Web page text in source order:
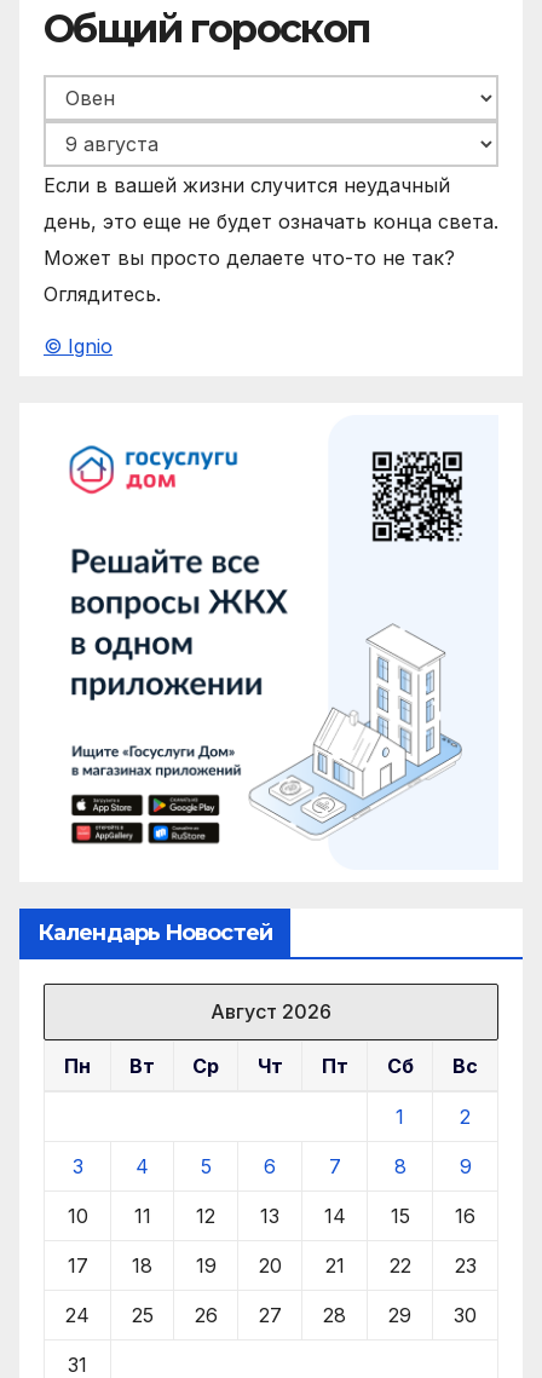
Общий гороскоп
Если в вашей жизни случится неудачный
день, это еще не будет означать конца света.
Может вы просто делаете что-то не так?
Оглядитесь.
© Ignio
Календарь Новостей
Август 2026
Пн Вт Ср Чт Пт Сб Вс
1 2
3 4 5 6 7 8 9
10 11 12 13 14 15 16
17 18 19 20 21 22 23
24 25 26 27 28 29 30
31